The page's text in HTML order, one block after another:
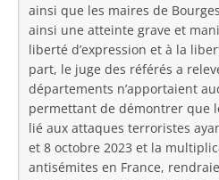
ainsi que les maires de
ainsi une atteinte grave et
liberté d’expression et à la
part, le juge des référés a
départements n’apportaient
permettant de démontrer que
lié aux attaques terroristes
et 8 octobre 2023 et la
antisémites en France,